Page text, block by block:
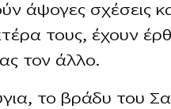
άψογες σχέσεις
τους, έχουν
τον άλλο.
το βράδυ του